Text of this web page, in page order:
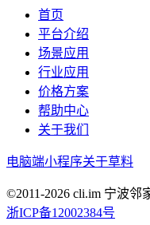
首页
平台介绍
场景应用
行业应用
价格方案
帮助中心
关于我们
电脑端小程序关于草料
©2011-2026 cli.im 宁波邻
浙ICP备12002384号